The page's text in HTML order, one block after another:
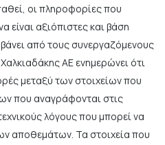
οι πληροφορίες που
είναι αξιόπιστες και βάση
από τους συνεργαζόμενους
ΑΕ ενημερώνει ότι
μεταξύ των στοιχείων που
που αναγράφονται στις
λόγους που μπορεί να
αποθεμάτων. Τα στοιχεία που